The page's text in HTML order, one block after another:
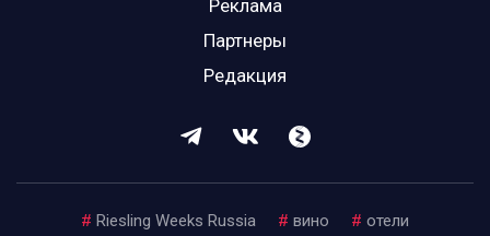
Реклама
Партнеры
Редакция
# Riesling Weeks Russia # вино # отели